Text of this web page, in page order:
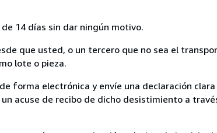
14 días sin dar ningún motivo.
que usted, o un tercero que no sea el
lote o pieza.
forma electrónica y envíe una declaración
acuse de recibo de dicho desistimiento a